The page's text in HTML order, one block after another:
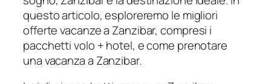
questo articolo, esploreremo le migliori
offerte vacanze a Zanzibar, compresi i
pacchetti volo + hotel, e come prenotare
una vacanza a Zanzibar.